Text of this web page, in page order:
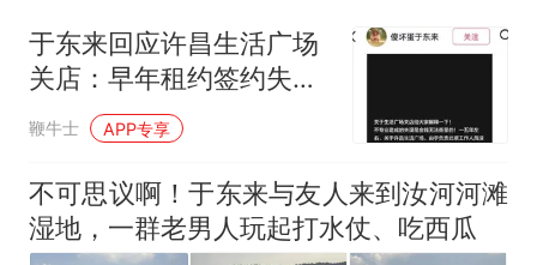
于东来回应许昌生活广场
关店：早年租约签约失
误，个别租户租金脱离公
鞭牛士 APP专享
不可思议啊！于东来与友人来到汝河河滩
湿地，一群老男人玩起打水仗、吃西瓜